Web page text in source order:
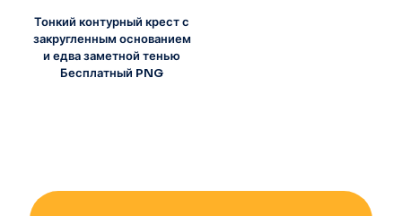
Тонкий контурный крест с
закругленным основанием
и едва заметной тенью
Бесплатный PNG